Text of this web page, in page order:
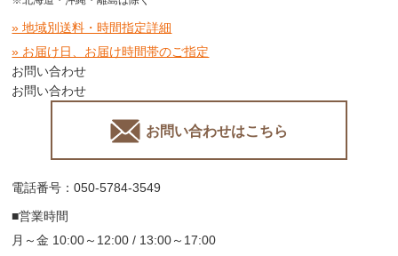
» 地域別送料・時間指定詳細
» お届け日、お届け時間帯のご指定
お問い合わせ
お問い合わせ
お問い合わせはこちら
電話番号：050-5784-3549
■営業時間
月～金 10:00～12:00 / 13:00～17:00